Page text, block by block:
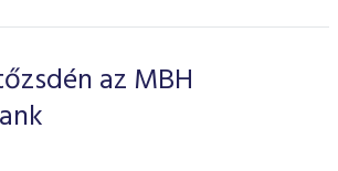
az MBH